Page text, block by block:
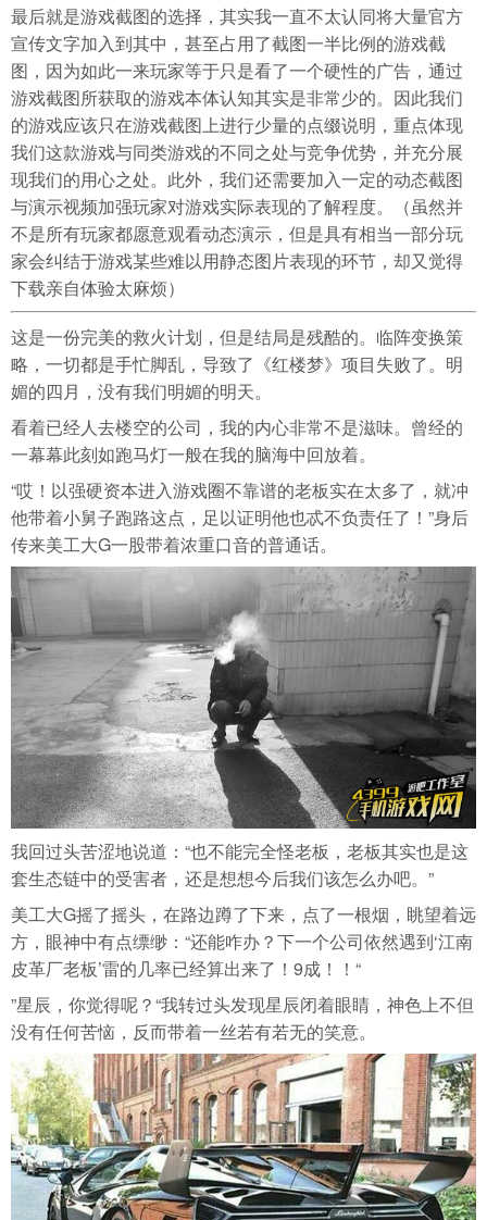
最后就是游戏截图的选择，其实我一直不太认同将大量官方
宣传文字加入到其中，甚至占用了截图一半比例的游戏截
图，因为如此一来玩家等于只是看了一个硬性的广告，通过
游戏截图所获取的游戏本体认知其实是非常少的。因此我们
的游戏应该只在游戏截图上进行少量的点缀说明，重点体现
我们这款游戏与同类游戏的不同之处与竞争优势，并充分展
现我们的用心之处。此外，我们还需要加入一定的动态截图
与演示视频加强玩家对游戏实际表现的了解程度。（虽然并
不是所有玩家都愿意观看动态演示，但是具有相当一部分玩
家会纠结于游戏某些难以用静态图片表现的环节，却又觉得
下载亲自体验太麻烦）
这是一份完美的救火计划，但是结局是残酷的。临阵变换策
略，一切都是手忙脚乱，导致了《红楼梦》项目失败了。明
媚的四月，没有我们明媚的明天。
看着已经人去楼空的公司，我的内心非常不是滋味。曾经的
一幕幕此刻如跑马灯一般在我的脑海中回放着。
“哎！以强硬资本进入游戏圈不靠谱的老板实在太多了，就冲
他带着小舅子跑路这点，足以证明他也忒不负责任了！”身后
传来美工大G一股带着浓重口音的普通话。
我回过头苦涩地说道：“也不能完全怪老板，老板其实也是这
套生态链中的受害者，还是想想今后我们该怎么办吧。”
美工大G摇了摇头，在路边蹲了下来，点了一根烟，眺望着远
方，眼神中有点缥缈：“还能咋办？下一个公司依然遇到‘江南
皮革厂老板’雷的几率已经算出来了！9成！！“
”星辰，你觉得呢？“我转过头发现星辰闭着眼睛，神色上不但
没有任何苦恼，反而带着一丝若有若无的笑意。